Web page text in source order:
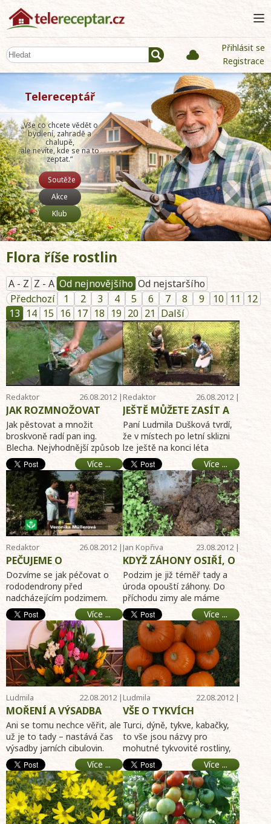
Flora říše rostlin
A - Z Z - A Od nejnovějšího Od nejstaršího
Předchozí
1 2 3 4 5 6 7 8 9 10 11
12
13 14 15 16 17 18 19 20 21 Další
Redaktor
Telereceptáře
26.08.2012 |
JAK ROZMNOŽOVAT
BROSKVONĚ
OČKOVÁNÍM
Jak pěstovat a množit
broskvoně radí pan ing.
Blecha. Nejvhodnější způsob
rozmnožování broskvoní je
očkování. Postup ta ...
Více ...
Redaktor
Telereceptáře
26.08.2012 |
09:46
JEŠTĚ MŮŽETE ZASÍT A
KONCEM ZÁŘÍ SKLÍZET -
ŘEDKVIČKY
Paní Ludmila Dušková tvrdí,
že v místech po letní sklizni
lze ještě na konci léta
vysévat například ředkvičky.
O tom ja ...
Více ...
Redaktor
Telereceptáře
26.08.2012 |
PEČUJEME O
RODODENDRONY NA
KONCI LÉTA
Dozvíme se jak péčovat o
rododendrony před
nadcházejícím podzimem.
Listy bývají napadány
sviluškou a třásněnkou.
Bráním ...
Více ...
Jan Kopřiva
23.08.2012 |
11:57
KDYŽ ZÁHONY OSIŘÍ, O
ZELENÉM HNOJIVU
Podzim je již téměř tady a
úroda opouští záhony. Do
příchodu zimy ale máme
přece jen pár týdnů a mnozí
pěstitelé si kladou otázku, ...
Více ...
Ludmila
Dušková
22.08.2012 |
MOŘENÍ A VÝSADBA
CIBULOVIN DO
KERAMICKÝCH NÁDOB
Ani se tomu nechce věřit, ale
už je to tady – nastává čas
výsadby jarních cibulovin.
Zahrádkářské prodejny
nabízejí celou šká ...
Více ...
Ludmila
Dušková
22.08.2012 |
VŠE O TYKVÍCH
Turci, dýně, tykve, kabačky,
to vše jsou názvy pro
mohutné tykvovité rostliny,
které se pěstují snad na
celém světě. V posledních ...
Více ...
Přihlásit se
Registrace
Telereceptář
„Vše co chcete vědět o
bydlení, zahradě a
chalupě,
ale nevíte, kde se na to
zeptat.“
Soutěže
Akce
Klub